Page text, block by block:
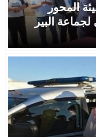
المحور
البير